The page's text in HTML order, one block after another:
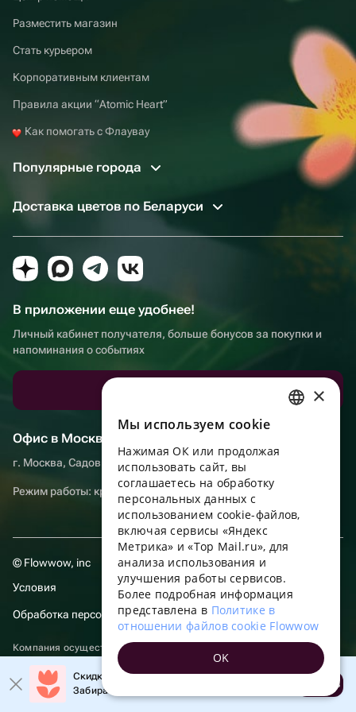
Разместить магазин
Стать курьером
Корпоративным клиентам
Правила акции “Atomic Heart”
Как помогать с Флаувау
Популярные города
Доставка цветов по Беларуси
В приложении еще удобнее!
Личный кабинет получателя, больше бонусов за покупки и
напоминания о событиях
Офис в Москве
г. Москва, Садовническая набережная, д. 9, помещение 2/3
Режим работы: круглосуточно
© Flowwow, inc
Условия
Обработка персональных данных
Компания осуществляет деятельность в области информационных
технологий: оказание услуг в сети “Интернет” по размещению
предложений (объявлений) продавцов о реализации товаров.
Посмотреть сведения о программах
российских программ для электронных вычислительных машин и
Скидка до 10% на первый заказ!
Забирайте промокод в приложении!
Открыть
ENGLISH
UKRAINIAN
PORTUGUESE
FRENCH
TURKISH
POLISH
×
Мы используем сookie
Нажимая ОК или продолжая
использовать сайт, вы
соглашаетесь на обработку
персональных данных с
использованием cookie-файлов,
включая сервисы «Яндекс
Метрика» и «Top Mail.ru», для
анализа использования и
улучшения работы сервисов.
Более подробная информация
представлена в Политике в
отношении файлов cookie Flowwow
OK